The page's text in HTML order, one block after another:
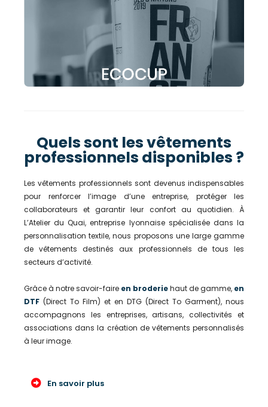
Quels sont les vêtements
professionnels disponibles ?
Les vêtements professionnels sont devenus indispensables
pour renforcer l’image d’une entreprise, protéger les
collaborateurs et garantir leur confort au quotidien. À
L’Atelier du Quai, entreprise lyonnaise spécialisée dans la
personnalisation textile, nous proposons une large gamme
de vêtements destinés aux professionnels de tous les
secteurs d’activité.
Grâce à notre savoir-faire en broderiehaut de gamme, en
DTF (Direct To Film) et en DTG (Direct To Garment), nous
accompagnons les entreprises, artisans, collectivités et
associations dans la création de vêtements personnalisés
à leur image.
En savoir plus